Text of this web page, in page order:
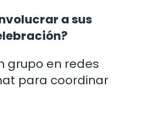
a sus
grupo en redes
para coordinar